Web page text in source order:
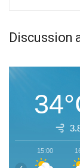
Discussion
15:00